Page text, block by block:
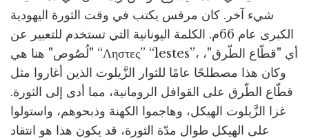
شيء آخر. كان مرقس يكتب في وقت الثورة اليهودية
الكبرى عام 66م. الكلمة اليونانية التي تستخدم للتعبير عن
"لُصُوص" هنا هي “Ληστες” “lestes”، أي "قطّاع الطّرق"،
وكان هذا مصطلحًا عامًا للثوار الزَّيلوت الذين أغاروا مثل
قطّاع الطّرق على القوافل الرومانية، مما أدى إلى الثورة.
غزا الزَّيلوت الهيكل، وهاجموا الكهنة وذبحوهم، واستولوا
على الهيكل طوال مدّة الثورة، قد يكون هذا هو انتقاد